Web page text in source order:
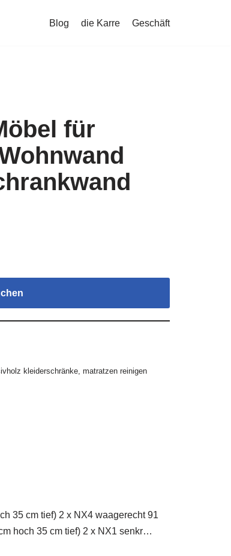
Blog die Karre Geschäft
für
kleiderschränke, matratzen reinigen
35 cm tief) 2 x NX4 waagerecht 91
hoch 35 cm tief) 2 x NX1 senkr…